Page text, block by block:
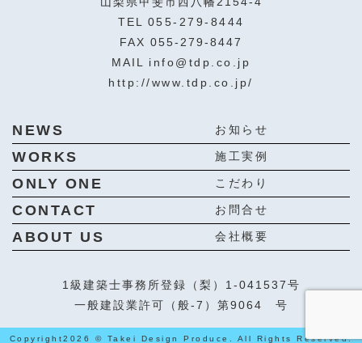
TEL 055-279-8444
FAX 055-279-8447
MAIL info@tdp.co.jp
http://www.tdp.co.jp/
NEWS お知らせ
WORKS 施工実例
ONLY ONE こだわり
CONTACT お問合せ
ABOUT US 会社概要
1級建築士事務所登録（梨）1-041537号
一般建設業許可（般-7）第9064 号
Copyright2026 © Takei Design Produce. All Rights Reserved.